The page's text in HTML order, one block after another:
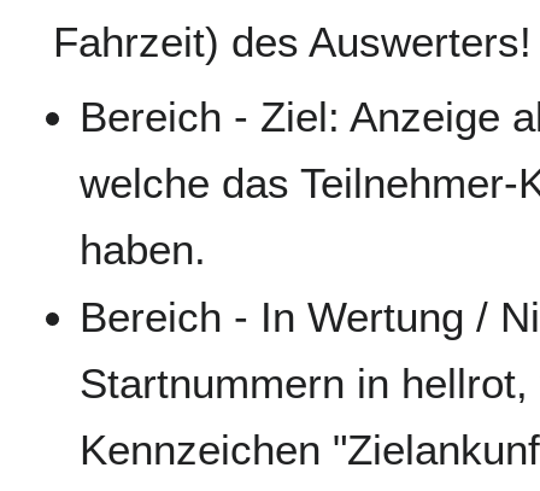
Fahrzeit) des Auswerters!
Bereich - Ziel: Anzeige
welche das
haben.
Bereich - In Wertung /
Startnummern in
Kennzeichen